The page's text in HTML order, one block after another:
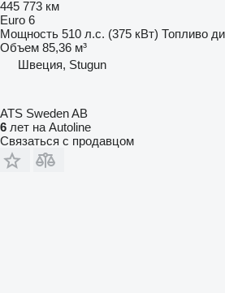
445 773 км
Euro 6
Мощность 510 л.с. (375 кВт) Топливо
Объем 85,36 м³
Швеция, Stugun
ATS Sweden AB
6 лет на Autoline
Связаться с продавцом